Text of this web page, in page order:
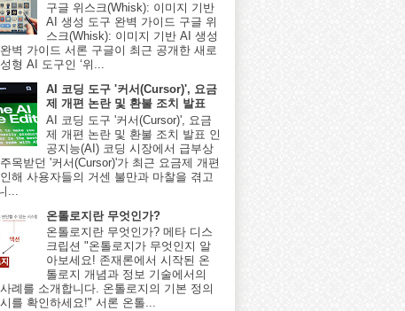
구글 위스크(Whisk): 이미지 기반
AI 생성 도구 완벽 가이드 구글 위
스크(Whisk): 이미지 기반 AI 생성
벽 가이드 서론 구글이 최근 공개한 새로
형 AI 도구인 ‘위...
AI 코딩 도구 '커서(Cursor)', 요금
제 개편 논란 및 환불 조치 발표
AI 코딩 도구 '커서(Cursor)', 요금
제 개편 논란 및 환불 조치 발표 인
공지능(AI) 코딩 시장에서 급부상
목받던 '커서(Cursor)'가 최근 요금제 개편
해 사용자들의 거센 불만과 마찰을 겪고
...
온톨로지란 무엇인가?
온톨로지란 무엇인가? 메타 디스
크립션 "온톨로지가 무엇인지 알
아보세요! 존재론에서 시작된 온
톨로지 개념과 정보 기술에서의
례를 소개합니다. 온톨로지의 기본 정의
를 확인하세요!" 서론 온톨...